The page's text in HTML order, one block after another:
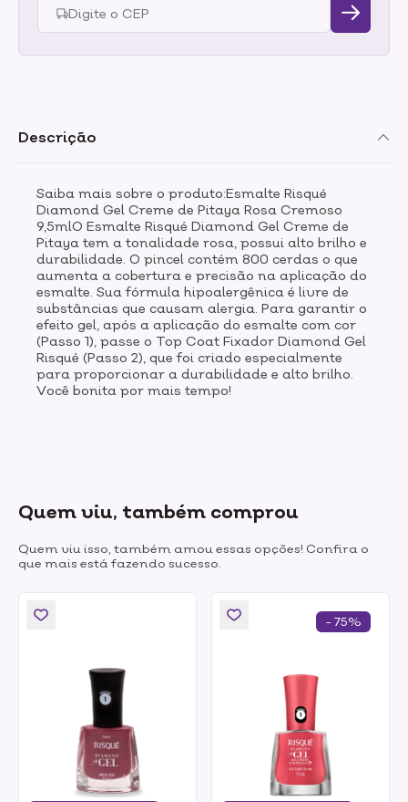
Descrição
Saiba mais sobre o produto:Esmalte Risqué
Diamond Gel Creme de Pitaya Rosa Cremoso
9,5mlO Esmalte Risqué Diamond Gel Creme de
Pitaya tem a tonalidade rosa, possui alto brilho e
durabilidade. O pincel contém 800 cerdas o que
aumenta a cobertura e precisão na aplicação do
esmalte. Sua fórmula hipoalergênica é livre de
substâncias que causam alergia. Para garantir o
efeito gel, após a aplicação do esmalte com cor
(Passo 1), passe o Top Coat Fixador Diamond Gel
Risqué (Passo 2), que foi criado especialmente
para proporcionar a durabilidade e alto brilho.
Você bonita por mais tempo!
Quem viu, também comprou
Quem viu isso, também amou essas opções! Confira o
que mais está fazendo sucesso.
- 75%